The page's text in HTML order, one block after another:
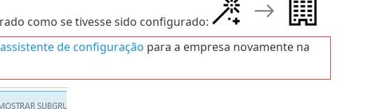
como se tivesse sido configurado:
assistente de configuração para a empresa novamente na